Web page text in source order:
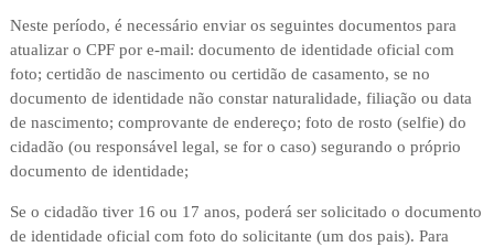
Neste período, é necessário enviar os seguintes documentos para
atualizar o CPF por e-mail: documento de identidade oficial com
foto; certidão de nascimento ou certidão de casamento, se no
documento de identidade não constar naturalidade, filiação ou data
de nascimento; comprovante de endereço; foto de rosto (selfie) do
cidadão (ou responsável legal, se for o caso) segurando o próprio
documento de identidade;
Se o cidadão tiver 16 ou 17 anos, poderá ser solicitado o documento
de identidade oficial com foto do solicitante (um dos pais). Para